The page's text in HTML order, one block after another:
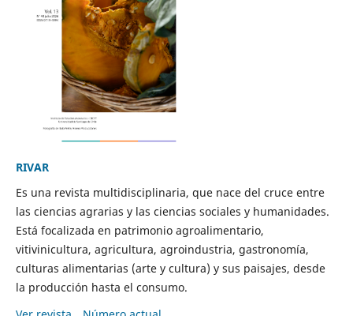
RIVAR
Es una revista multidisciplinaria, que nace del cruce entre
las ciencias agrarias y las ciencias sociales y humanidades.
Está focalizada en patrimonio agroalimentario,
vitivinicultura, agricultura, agroindustria, gastronomía,
culturas alimentarias (arte y cultura) y sus paisajes, desde
la producción hasta el consumo.